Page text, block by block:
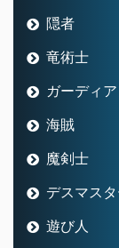
隠者
竜術士
ガーディ
海賊
魔剣士
デスマス
遊び人